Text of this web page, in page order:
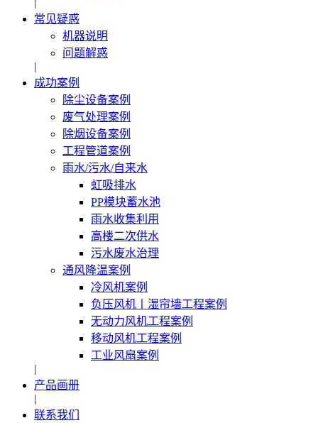
|
常见疑惑
机器说明
问题解惑
|
成功案例
除尘设备案例
废气处理案例
除烟设备案例
工程管道案例
雨水/污水/自来水
虹吸排水
PP模块蓄水池
雨水收集利用
高楼二次供水
污水废水治理
通风降温案例
冷风机案例
负压风机〡湿帘墙工程案例
无动力风机工程案例
移动风机工程案例
工业风扇案例
|
产品画册
|
联系我们